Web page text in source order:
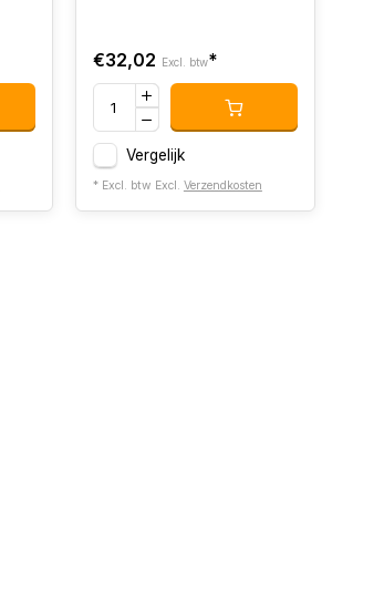
€32,02 Excl. btw*
Vergelijk
* Excl. btw Excl. Verzendkosten